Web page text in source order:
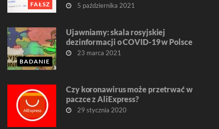
FAŁSZ 5 października 2021
BADANIE
Ujawniamy: skala rosyjskiej
dezinformacji o COVID-19 w Polsce
23 marca 2021
Czy koronawirus może przetrwać w
paczce z AliExpress?
29 stycznia 2020